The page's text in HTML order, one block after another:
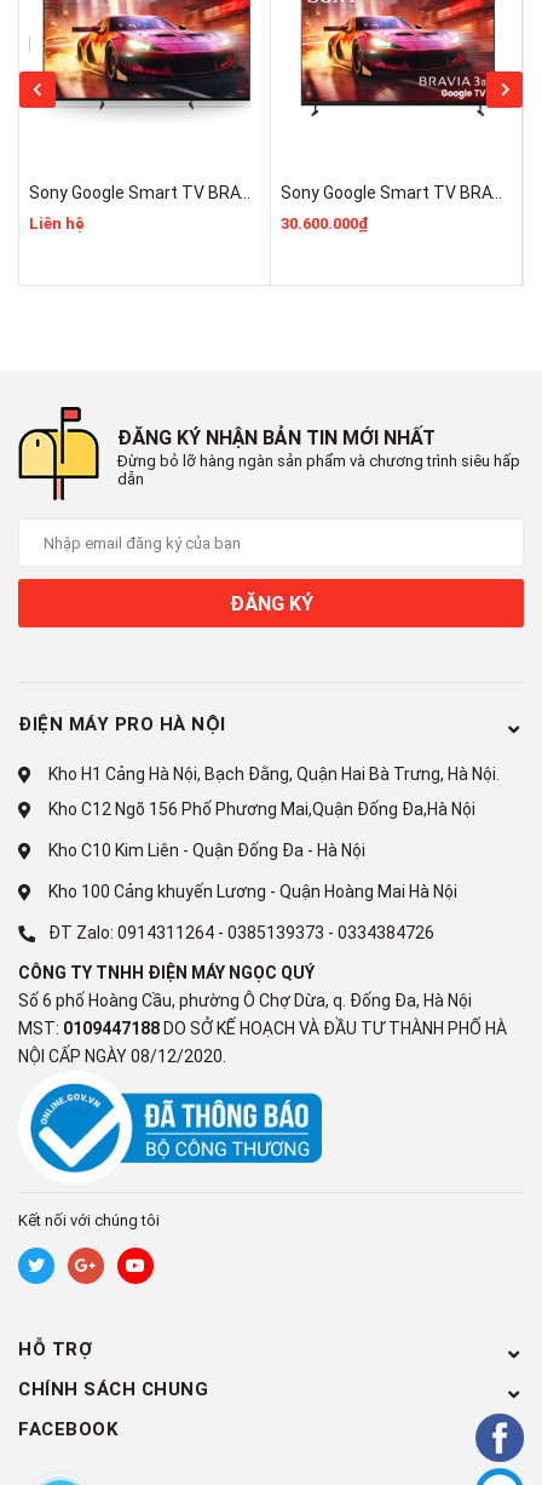
Sony Google Smart TV BRAVIA 3 II 55 Inch K-55XR30M2 Mẫu 2026 Mới 100% Rẻ Nhất
Liên hệ
Sony Google Smart TV BRAVIA 3 II K-75XR30M2 Mới 2026 Giá Rẻ Nhất
30.600.000₫
ĐĂNG KÝ NHẬN BẢN TIN MỚI NHẤT
Đừng bỏ lỡ hàng ngàn sản phẩm và chương trình siêu hấp
dẫn
ĐĂNG KÝ
ĐIỆN MÁY PRO HÀ NỘI
Kho H1 Cảng Hà Nội, Bạch Đằng, Quận Hai Bà Trưng, Hà Nội.
Kho C12 Ngõ 156 Phố Phương Mai,Quận Đống Đa,Hà Nội
Kho C10 Kim Liên - Quận Đống Đa - Hà Nội
Kho 100 Cảng khuyến Lương - Quận Hoàng Mai Hà Nội
ĐT Zalo: 0914311264 - 0385139373 - 0334384726
CÔNG TY TNHH ĐIỆN MÁY NGỌC QUÝ
Số 6 phố Hoàng Cầu, phường Ô Chợ Dừa, q. Đống Đa, Hà Nội
MST: 0109447188 DO SỞ KẾ HOẠCH VÀ ĐẦU TƯ THÀNH PHỐ HÀ
NỘI CẤP NGÀY 08/12/2020.
Kết nối với chúng tôi
HỖ TRỢ
CHÍNH SÁCH CHUNG
FACEBOOK